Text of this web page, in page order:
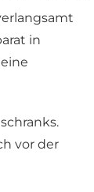
in
vor der